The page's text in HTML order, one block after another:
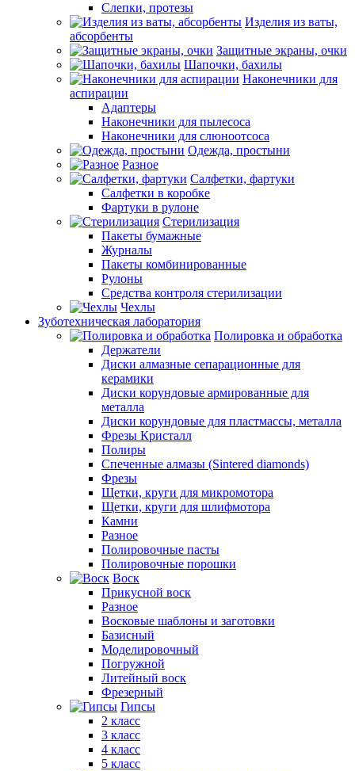
Слепки, протезы
Изделия из ваты,
абсорбенты
Защитные экраны, очки
Шапочки, бахилы
Наконечники для
аспирации
Адаптеры
Наконечники для пылесоса
Наконечники для слюноотсоса
Одежда, простыни
Разное
Салфетки, фартуки
Салфетки в коробке
Фартуки в рулоне
Стерилизация
Пакеты бумажные
Журналы
Пакеты комбинированные
Рулоны
Средства контроля стерилизации
Чехлы
Зуботехническая лаборатория
Полировка и обработка
Держатели
Диски алмазные сепарационные для
керамики
Диски корундовые армированные для
металла
Диски корундовые для пластмассы, металла
Фрезы Кристалл
Полиры
Спеченные алмазы (Sintered diamonds)
Фрезы
Щетки, круги для микромотора
Щетки, круги для шлифмотора
Камни
Разное
Полировочные пасты
Полировочные порошки
Воск
Прикусной воск
Разное
Восковые шаблоны и заготовки
Базисный
Моделировочный
Погружной
Литейный воск
Фрезерный
Гипсы
2 класс
3 класс
4 класс
5 класс